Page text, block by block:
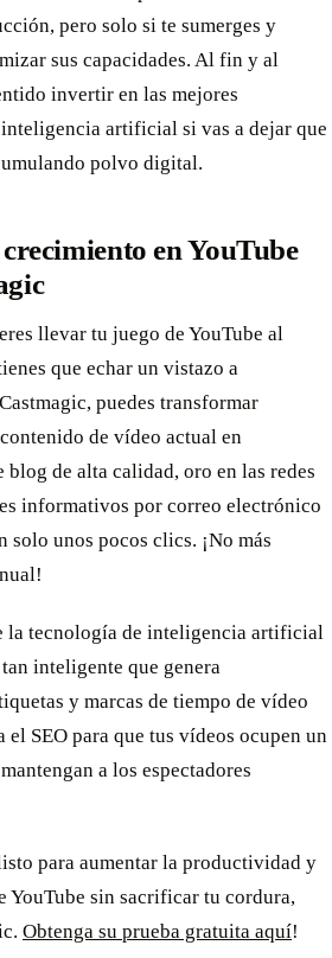
pero solo si te sumerges y
sus capacidades. Al fin y al
invertir en las mejores
artificial si vas a dejar que
polvo digital.
en YouTube
llevar tu juego de YouTube al
que echar un vistazo a
puedes transformar
de vídeo actual en
blog de alta calidad, oro en las redes
informativos por correo electrónico
solo unos pocos clics. ¡No más
la tecnología de inteligencia artificial
inteligente que genera
y marcas de tiempo de vídeo
el SEO para que tus vídeos ocupen un
a los espectadores
para aumentar la productividad y
YouTube sin sacrificar tu cordura,
Obtenga su prueba gratuita aquí!